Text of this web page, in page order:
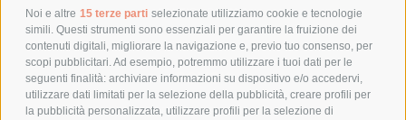
Noi e altre 15 terze parti selezionate utilizziamo cookie e tecnologie
simili. Questi strumenti sono essenziali per garantire la fruizione dei
contenuti digitali, migliorare la navigazione e, previo tuo consenso, per
scopi pubblicitari. Ad esempio, potremmo utilizzare i tuoi dati per le
seguenti finalità: archiviare informazioni su dispositivo e/o accedervi,
utilizzare dati limitati per la selezione della pubblicità, creare profili per
la pubblicità personalizzata, utilizzare profili per la selezione di
POLITICA DI RESO
POLICY
PRIVACY POLICY